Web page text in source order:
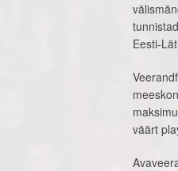
Eesti-
väärt